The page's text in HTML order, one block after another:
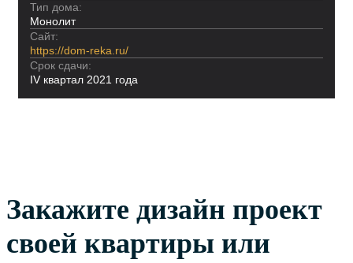
Тип дома:
Монолит
Сайт:
https://dom-reka.ru/
Срок сдачи:
IV квартал 2021 года
Закажите дизайн проект
своей квартиры или